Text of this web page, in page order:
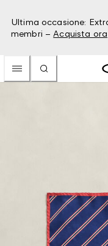
Ultima occasione:
membri – Acquista ora